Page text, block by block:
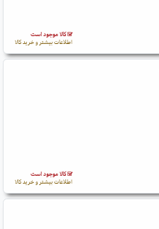
کالا موجود است
اطلاعات بیشتر و خرید کالا
کالا موجود است
اطلاعات بیشتر و خرید کالا